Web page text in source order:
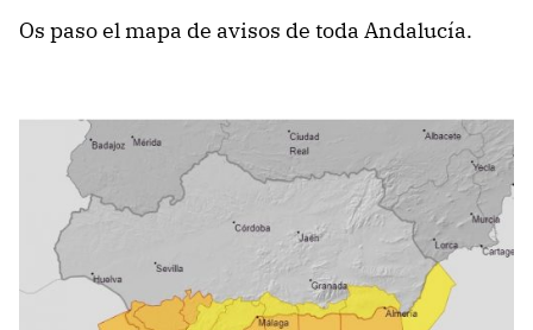
Os paso el mapa de avisos de toda Andalucía.